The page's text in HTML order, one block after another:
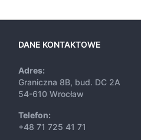
DANE KONTAKTOWE
Adres:
Graniczna 8B, bud. DC 2A
54-610 Wrocław
Telefon:
+48 71 725 41 71